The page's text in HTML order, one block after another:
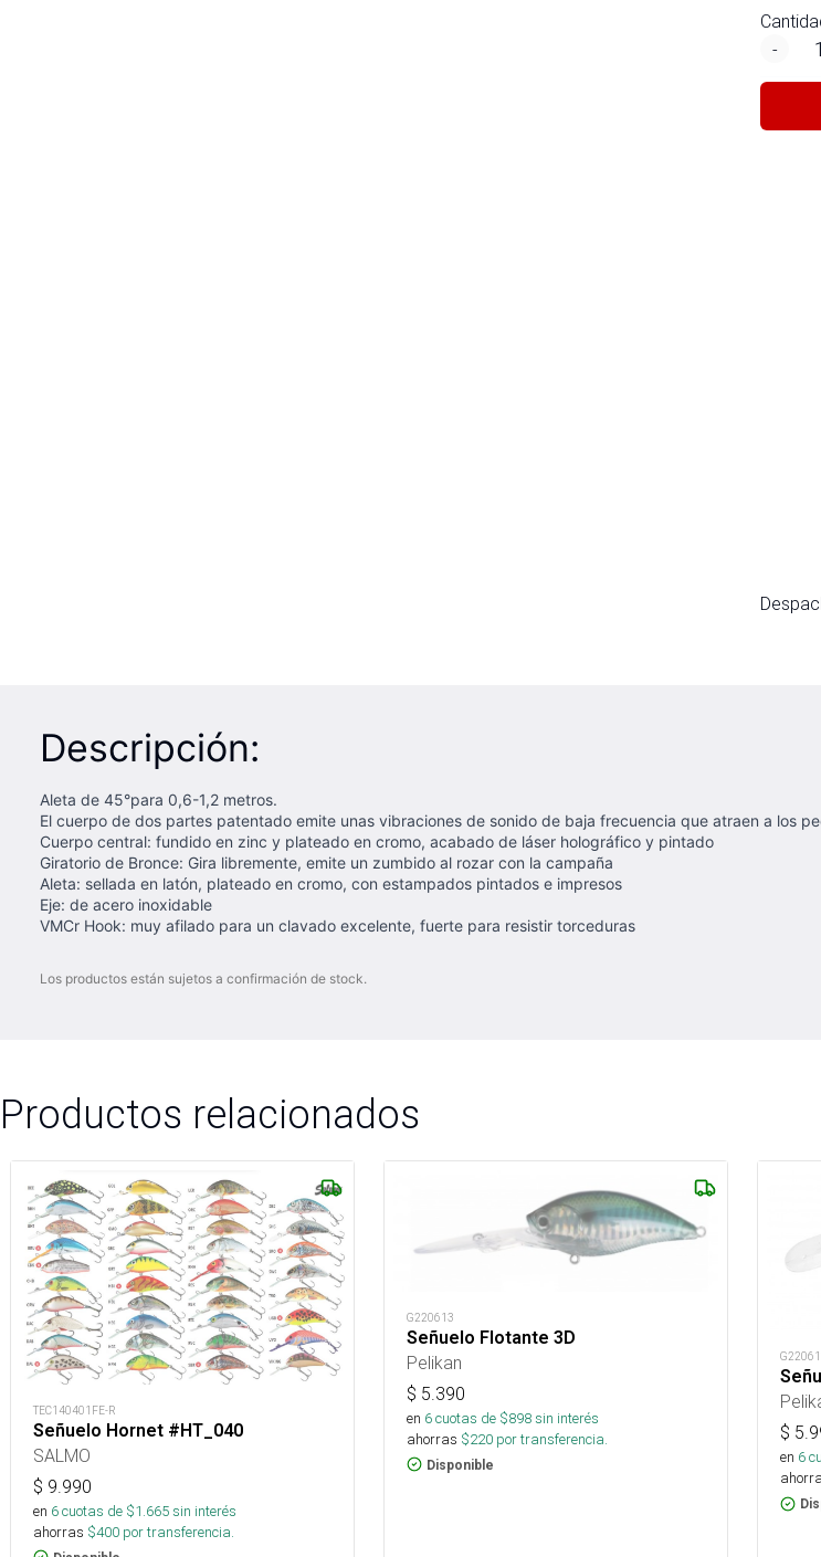
-
Descripción:
Aleta de 45°para 0,6-1,2 metros.
El cuerpo de dos partes patentado emite unas vibraciones de sonido de baja frecuencia que atraen a los
Cuerpo central: fundido en zinc y plateado en cromo, acabado de láser holográfico y pintado
Giratorio de Bronce: Gira libremente, emite un zumbido al rozar con la campaña
Aleta: sellada en latón, plateado en cromo, con estampados pintados e impresos
Eje: de acero inoxidable
VMCr Hook: muy afilado para un clavado excelente, fuerte para resistir torceduras
Los productos están sujetos a confirmación de stock.
Productos relacionados
TEC140401FE-R
Señuelo Hornet #HT_040
SALMO
$ 9.990
en 6cuotas de $1.665sin interés
ahorras $400 por transferencia.
G220613
Señuelo Flotante 3D
Pelikan
$ 5.390
en 6cuotas de $898sin interés
ahorras $220 por transferencia.
Disponible
$
en 6